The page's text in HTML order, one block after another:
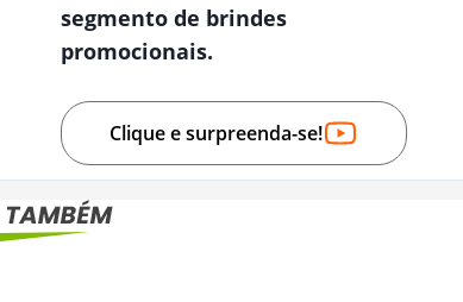
segmento de brindes
promocionais.
Clique e surpreenda-se!